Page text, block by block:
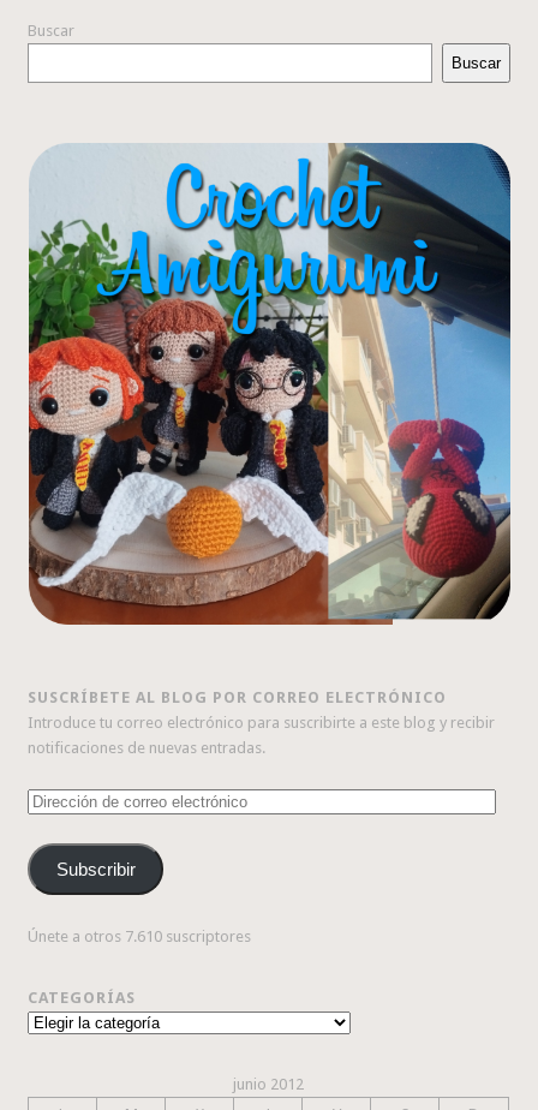
Buscar
Buscar
SUSCRÍBETE AL BLOG POR CORREO ELECTRÓNICO
Introduce tu correo electrónico para suscribirte a este blog y recibir
notificaciones de nuevas entradas.
Dirección
correo
electrónico
Subscribir
Únete a otros 7.610 suscriptores
CATEGORÍAS
Categorías
junio 2012